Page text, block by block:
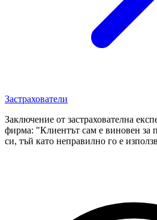
Застрахователи
Заключение от застрахователна
фирма: "Клиентът сам е виновен за
си, тъй като неправилно го е